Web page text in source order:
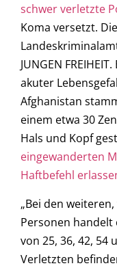
schwer verletzte
Koma versetzt.
JUNGEN
akuter
Afghanistan
einem etwa 30
Hals und Kopf
eingewanderten
Haftbefehl
„Bei den
Personen
von 25, 36, 42, 54
Verletzten